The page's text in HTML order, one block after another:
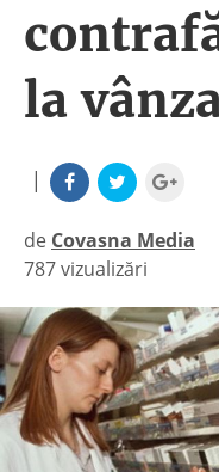
la
|
de Covasna Media
|
787 vizualizări